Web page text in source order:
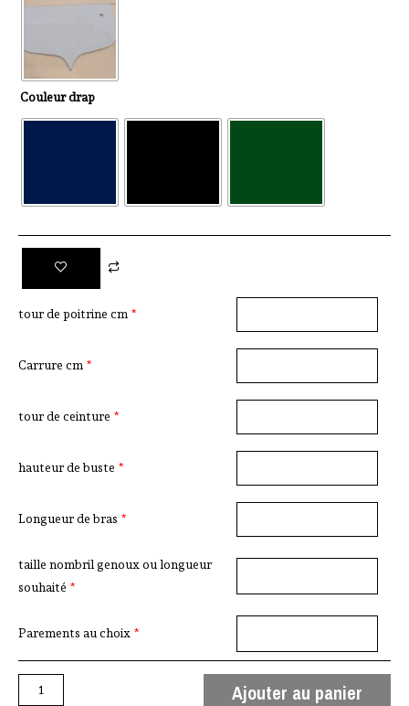
Couleur drap
tour de poitrine cm *
Carrure cm *
tour de ceinture *
hauteur de buste *
Longueur de bras *
taille nombril genoux ou longueur
souhaité *
Parements au choix *
Ajouter au panier